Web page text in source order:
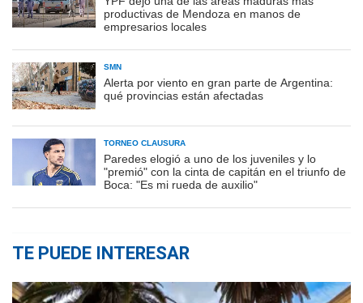
productivas de Mendoza en manos de
empresarios locales
SMN
Alerta por viento en gran parte de Argentina:
qué provincias están afectadas
TORNEO CLAUSURA
Paredes elogió a uno de los juveniles y lo
"premió" con la cinta de capitán en el triunfo de
Boca: "Es mi rueda de auxilio"
TE PUEDE INTERESAR